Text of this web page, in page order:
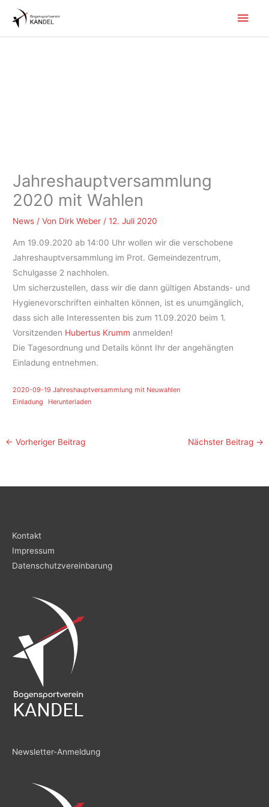
Inhalt
springen
Jahreshauptversammlung
2020 mit Wahlen
News / Von Dirk Weber/12. Juli 2020
Am 19.09.2020 ab 14:00 Uhr wollen wir die verschobene
Jahreshauptversammlung im Prot. Gemeindezentrum,
Schulgasse 2 nachholen.
Um sicherzustellen, dass wir die dann gültigen Abstands- und
Hygienevorschriften einhalten können, ist es unumgänglich,
dass sich alle Interessenten bis zum 11.09.2020 beim 1.
Vorsitzenden Hubertus Krumm anmelden!
Die Tagesordnung und Details könnt Ihr der angehängten
Einladung entnehmen.
2020-09-19 Jahreshauptversammlung mit Neuwahlen
Einladung
Herunterladen
← Vorheriger Beitrag Nächster Beitrag →
Kontakt
Impressum
Datenschutzvereinbarung
Newsletter-Anmeldung